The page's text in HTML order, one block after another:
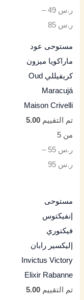
ر.س 49
–
ر.س 85
مستوحى عود
ماراكويا ميزون
كريفيللي Oud
Maracujá
Maison Crivelli
تم التقييم5.00
من 5
ر.س 55
–
ر.س 95
مستوحى
إنفيكتوس
فيكتوري
إليكسير رابان
Invictus Victory
Elixir Rabanne
تم التقييم5.00